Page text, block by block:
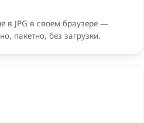
в JPG в своем браузере —
пакетно, без загрузки.